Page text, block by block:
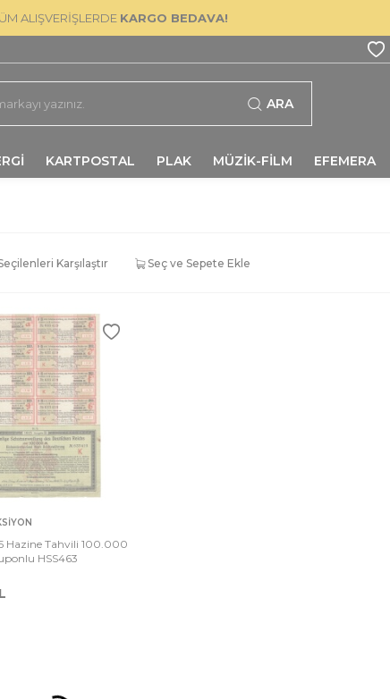
ALIŞVERİŞLERDE KARGO BEDAVA!
ARA
KARTPOSTAL PLAK MÜZİK-FİLM EFEMERA
Karşılaştır Seç ve Sepete Ekle
Hazine Tahvili 100.000
HSS463